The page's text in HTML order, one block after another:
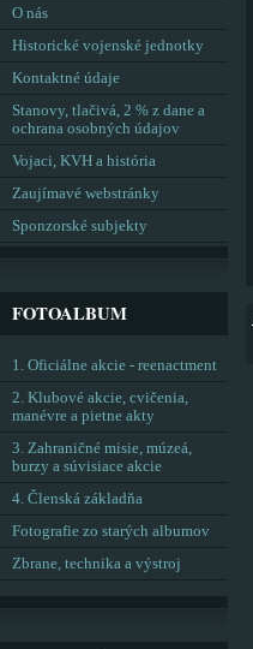
O nás
Historické vojenské jednotky
Kontaktné údaje
Stanovy, tlačivá, 2 % z dane a
ochrana osobných údajov
Vojaci, KVH a história
Zaujímavé webstránky
Sponzorské subjekty
FOTOALBUM
1. Oficiálne akcie - reenactment
2. Klubové akcie, cvičenia,
manévre a pietne akty
3. Zahraničné misie, múzeá,
burzy a súvisiace akcie
4. Členská základňa
Fotografie zo starých albumov
Zbrane, technika a výstroj